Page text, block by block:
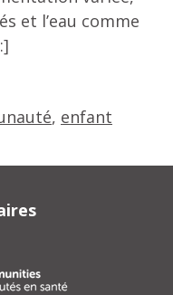
et l’eau comme
, enfant